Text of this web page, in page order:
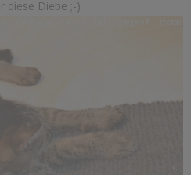
diese Diebe ;-)